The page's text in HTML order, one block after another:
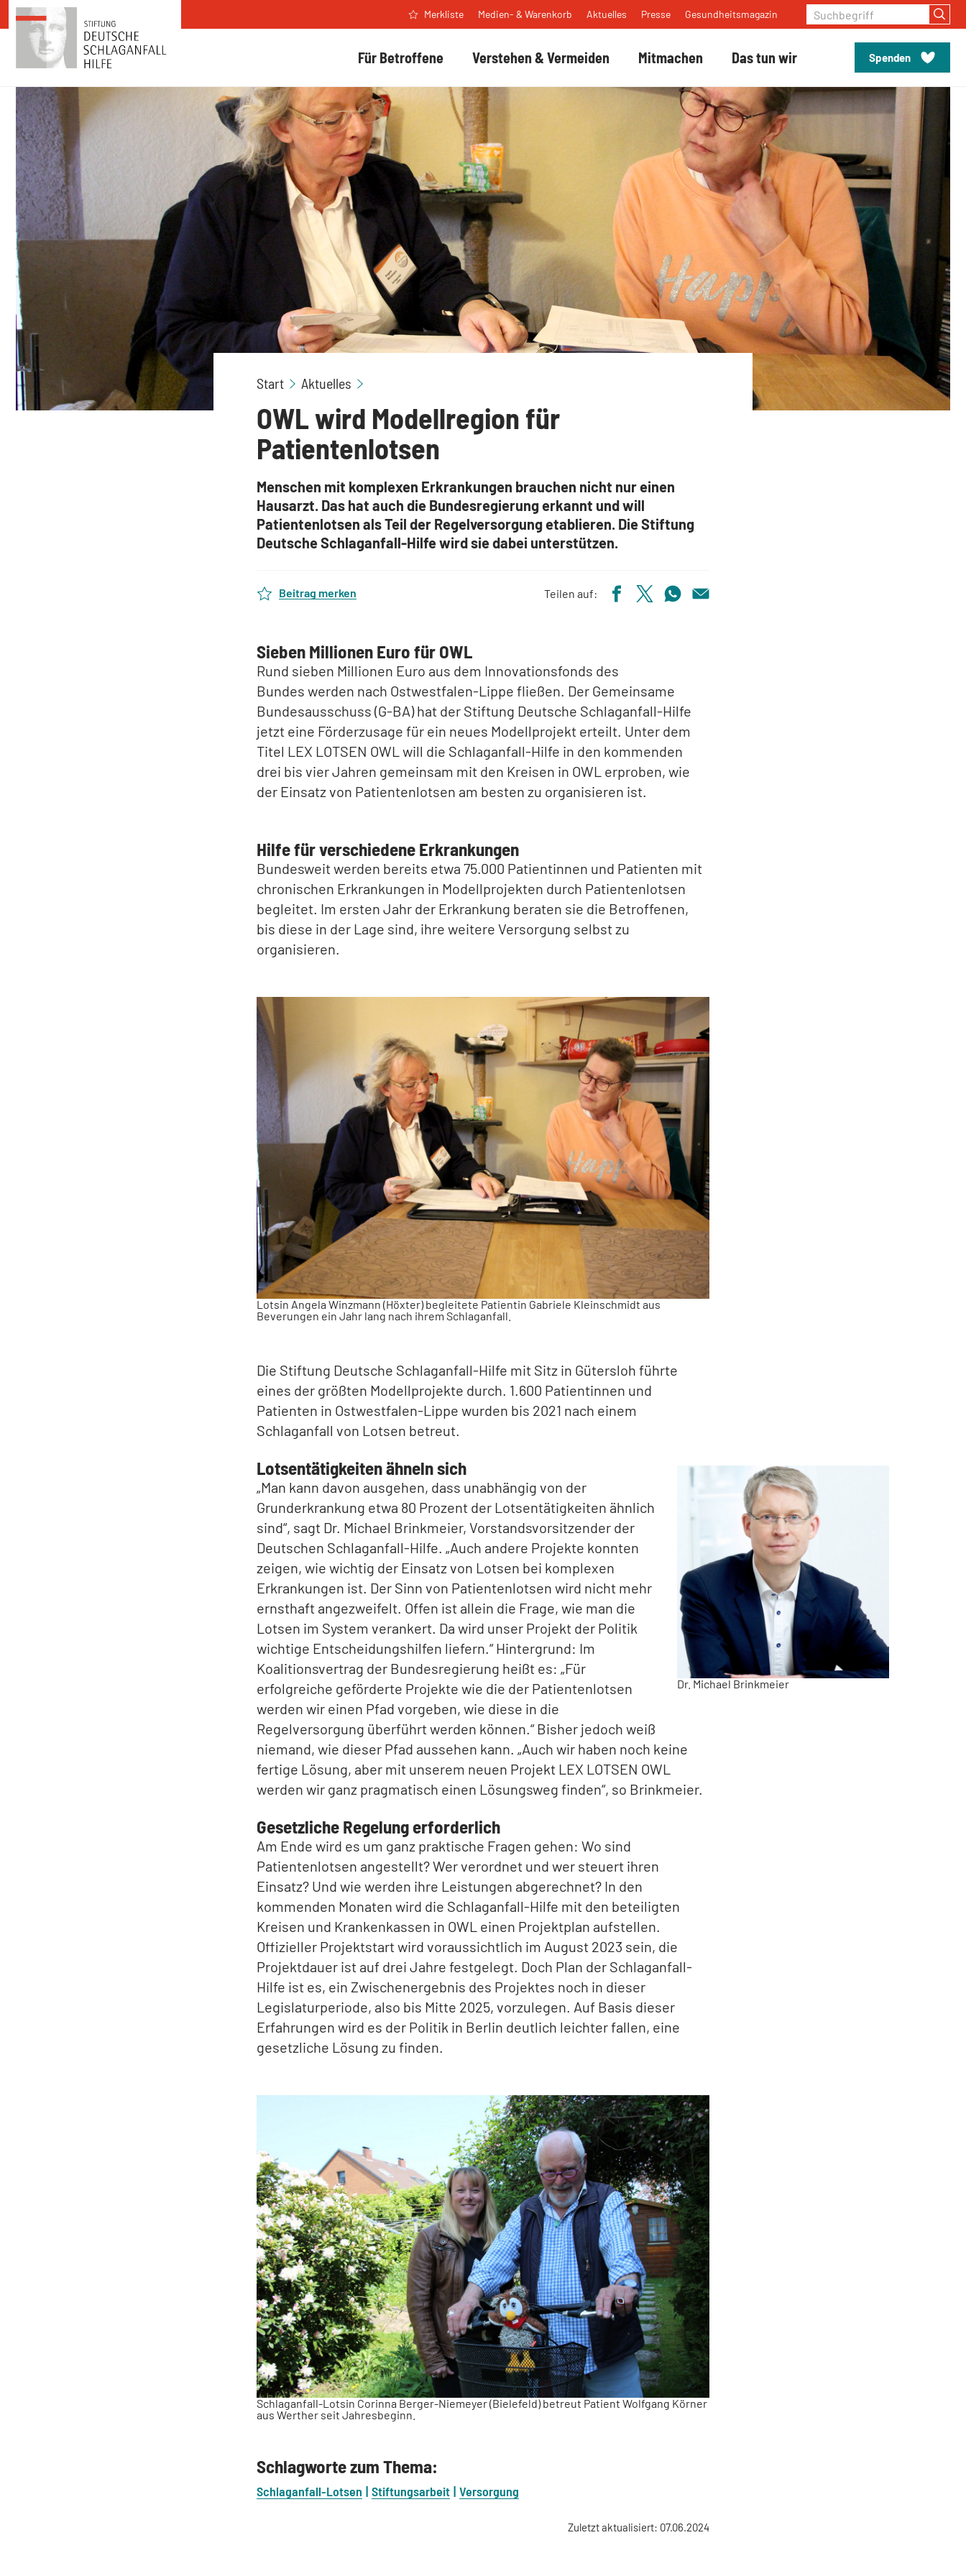
Zum Inhalt springen
Für Betroffene Verstehen & Vermeiden Mitmachen Das tun wir Spenden
Merkliste Medien- & Warenkorb Aktuelles Presse Gesundheitsmagazin Suchbegriff
Start Aktuelles
OWL wird Modellregion für
Patientenlotsen
Menschen mit komplexen Erkrankungen brauchen nicht nur einen
Hausarzt. Das hat auch die Bundesregierung erkannt und will
Patientenlotsen als Teil der Regelversorgung etablieren. Die Stiftung
Deutsche Schlaganfall-Hilfe wird sie dabei unterstützen.
Beitrag merken Teilen auf:
Sieben Millionen Euro für OWL
Rund sieben Millionen Euro aus dem Innovationsfonds des
Bundes werden nach Ostwestfalen-Lippe fließen. Der Gemeinsame
Bundesausschuss (G-BA) hat der Stiftung Deutsche Schlaganfall-Hilfe
jetzt eine Förderzusage für ein neues Modellprojekt erteilt. Unter dem
Titel LEX LOTSEN OWL will die Schlaganfall-Hilfe in den kommenden
drei bis vier Jahren gemeinsam mit den Kreisen in OWL erproben, wie
der Einsatz von Patientenlotsen am besten zu organisieren ist.
Hilfe für verschiedene Erkrankungen
Bundesweit werden bereits etwa 75.000 Patientinnen und Patienten mit
chronischen Erkrankungen in Modellprojekten durch Patientenlotsen
begleitet. Im ersten Jahr der Erkrankung beraten sie die Betroffenen,
bis diese in der Lage sind, ihre weitere Versorgung selbst zu
organisieren.
Lotsin Angela Winzmann (Höxter) begleitete Patientin Gabriele Kleinschmidt aus
Beverungen ein Jahr lang nach ihrem Schlaganfall.
Die Stiftung Deutsche Schlaganfall-Hilfe mit Sitz in Gütersloh führte
eines der größten Modellprojekte durch. 1.600 Patientinnen und
Patienten in Ostwestfalen-Lippe wurden bis 2021 nach einem
Schlaganfall von Lotsen betreut.
Dr. Michael Brinkmeier
Lotsentätigkeiten ähneln sich
„Man kann davon ausgehen, dass unabhängig von der
Grunderkrankung etwa 80 Prozent der Lotsentätigkeiten ähnlich
sind“, sagt Dr. Michael Brinkmeier, Vorstandsvorsitzender der
Deutschen Schlaganfall-Hilfe. „Auch andere Projekte konnten
zeigen, wie wichtig der Einsatz von Lotsen bei komplexen
Erkrankungen ist. Der Sinn von Patientenlotsen wird nicht mehr
ernsthaft angezweifelt. Offen ist allein die Frage, wie man die
Lotsen im System verankert. Da wird unser Projekt der Politik
wichtige Entscheidungshilfen liefern.“ Hintergrund: Im
Koalitionsvertrag der Bundesregierung heißt es: „Für
erfolgreiche geförderte Projekte wie die der Patientenlotsen
werden wir einen Pfad vorgeben, wie diese in die
Regelversorgung überführt werden können.“ Bisher jedoch weiß
niemand, wie dieser Pfad aussehen kann. „Auch wir haben noch keine
fertige Lösung, aber mit unserem neuen Projekt LEX LOTSEN OWL
werden wir ganz pragmatisch einen Lösungsweg finden“, so Brinkmeier.
Gesetzliche Regelung erforderlich
Am Ende wird es um ganz praktische Fragen gehen: Wo sind
Patientenlotsen angestellt? Wer verordnet und wer steuert ihren
Einsatz? Und wie werden ihre Leistungen abgerechnet? In den
kommenden Monaten wird die Schlaganfall-Hilfe mit den beteiligten
Kreisen und Krankenkassen in OWL einen Projektplan aufstellen.
Offizieller Projektstart wird voraussichtlich im August 2023 sein, die
Projektdauer ist auf drei Jahre festgelegt. Doch Plan der Schlaganfall-
Hilfe ist es, ein Zwischenergebnis des Projektes noch in dieser
Legislaturperiode, also bis Mitte 2025, vorzulegen. Auf Basis dieser
Erfahrungen wird es der Politik in Berlin deutlich leichter fallen, eine
gesetzliche Lösung zu finden.
Schlaganfall-Lotsin Corinna Berger-Niemeyer (Bielefeld) betreut Patient Wolfgang Körner
aus Werther seit Jahresbeginn.
Schlagworte zum Thema:
Schlaganfall-Lotsen Stiftungsarbeit Versorgung
Zuletzt aktualisiert: 07.06.2024